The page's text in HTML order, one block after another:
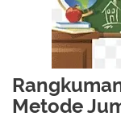
Metode